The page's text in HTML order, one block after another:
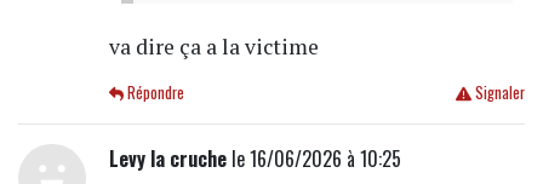
va dire ça a la victime
Signaler
Répondre
Levy la cruchele 16/06/2026 à 10:25